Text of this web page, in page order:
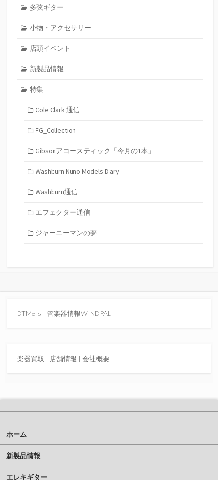
多弦ギター
小物・アクセサリー
店頭イベント
新製品情報
特集
Cole Clark 通信
FG_Collection
Gibsonアコースティック「今月の1本」
Washburn Nuno Models Diary
Washburn通信
エフェクター通信
ジャーニーマンの夢
DTMers | 管楽器情報WINDPAL
楽器買取 | 店舗情報 | 会社概要
ホーム
新製品情報
エレキギター